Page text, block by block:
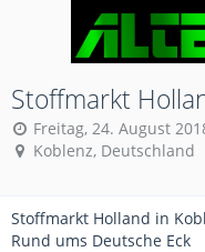
Stoffmarkt
Freitag, 24. August
Koblenz, Deutschland
Stoffmarkt Holland in
Rund ums Deutsche Eck